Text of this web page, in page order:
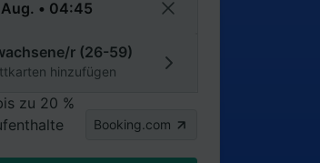
r (26-59)
hinzufügen
zu 20 %
Booking.com